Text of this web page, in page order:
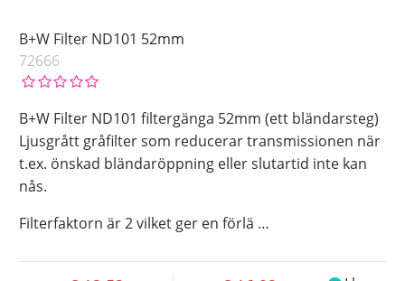
B+W Filter ND101 52mm
72666
B+W Filter ND101 filtergänga 52mm (ett bländarsteg)
Ljusgrått gråfilter som reducerar transmissionen när
t.ex. önskad bländaröppning eller slutartid inte kan
nås.
Filterfaktorn är 2 vilket ger en förlä …